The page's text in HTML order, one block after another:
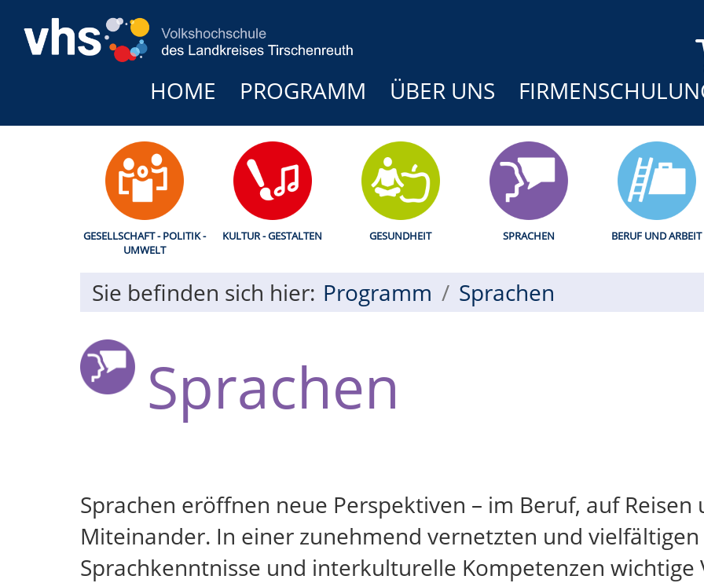
HOME PROGRAMM ÜBER UNS
GESELLSCHAFT - POLITIK -
UMWELT
KULTUR - GESTALTEN GESUNDHEIT SPRACHEN BERUF UND ARBEIT
Sie befinden sich hier: Programm Sprachen
Sprachen
Sprachen eröffnen neue Perspektiven – im Beruf, auf Reisen
Miteinander. In einer zunehmend vernetzten und vielfältigen
Sprachkenntnisse und interkulturelle Kompetenzen wichtige